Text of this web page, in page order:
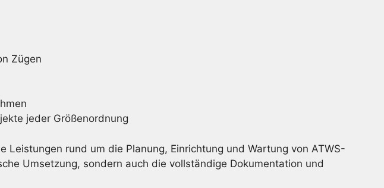
Zügen
jeder Größenordnung
Leistungen rund um die Planung, Einrichtung und Wartung von ATWS-
Umsetzung, sondern auch die vollständige Dokumentation und